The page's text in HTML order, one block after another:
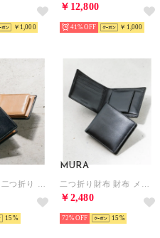
￥1,000
￥12,800
41% ￥1,000
15
MURA
￥2,480
72% 15